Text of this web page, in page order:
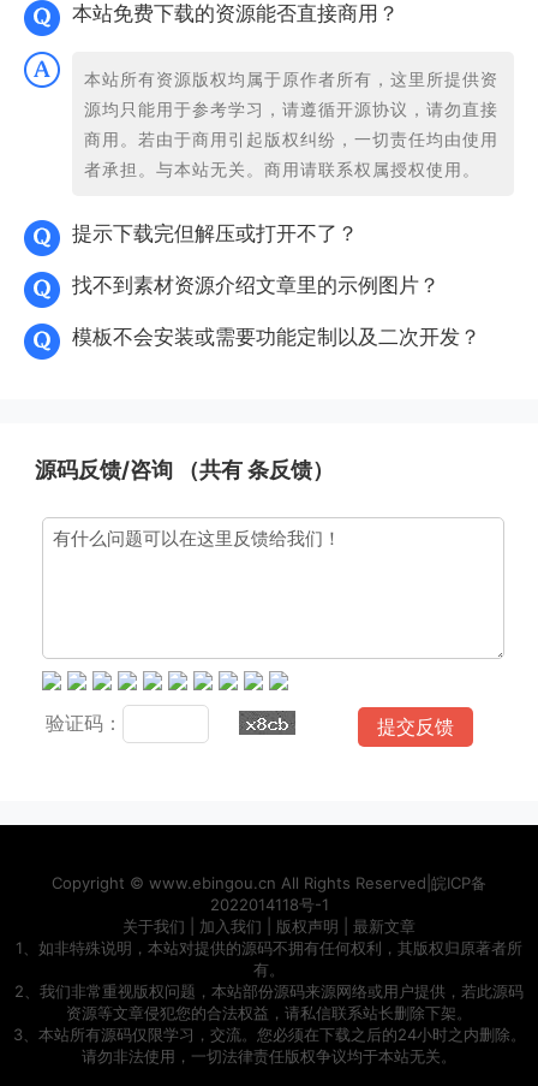
本站免费下载的资源能否直接商用？
本站所有资源版权均属于原作者所有，这里所提供资
源均只能用于参考学习，请遵循开源协议，请勿直接
商用。若由于商用引起版权纠纷，一切责任均由使用
者承担。与本站无关。商用请联系权属授权使用。
提示下载完但解压或打开不了？
找不到素材资源介绍文章里的示例图片？
模板不会安装或需要功能定制以及二次开发？
源码反馈/咨询 （共有条反馈）
验证码：
Copyright © www.ebingou.cn All Rights Reserved| 皖ICP备
2022014118号-1
关于我们
加入我们 版权声明
最新文章
1、如非特殊说明，本站对提供的源码不拥有任何权利，其版权归原著者所
有。
2、我们非常重视版权问题，本站部份源码来源网络或用户提供，若此源码
资源等文章侵犯您的合法权益，请私信联系站长删除下架。
3、本站所有源码仅限学习，交流。您必须在下载之后的24小时之内删除。
请勿非法使用，一切法律责任版权争议均于本站无关。